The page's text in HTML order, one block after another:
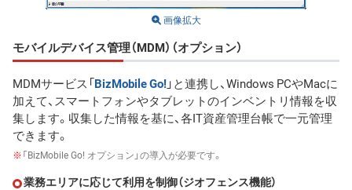
画像拡大
モバイルデバイス管理（MDM）（オプション）
MDMサービス「BizMobile Go!」と連携し、Windows PCやMacに
加えて、スマートフォンやタブレットのインベントリ情報を収
集します。収集した情報を基に、各IT資産管理台帳で一元管理
できます。
※「BizMobile Go! オプション」の導入が必要です。
業務エリアに応じて利用を制御（ジオフェンス機能）